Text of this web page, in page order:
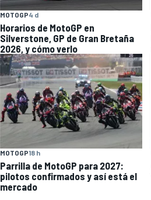
MOTOGP4 d
Horarios de MotoGP en
Silverstone, GP de Gran Bretaña
2026, y cómo verlo
MOTOGP18 h
Parrilla de MotoGP para 2027:
pilotos confirmados y así está el
mercado